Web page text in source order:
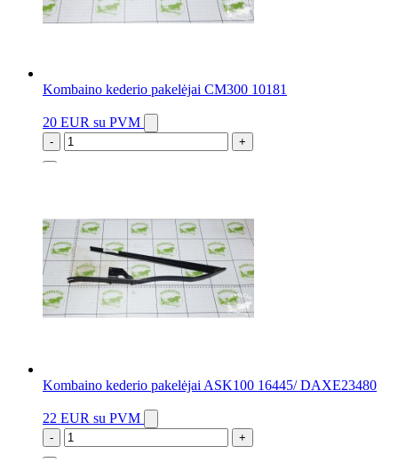
Kombaino kederio pakelėjai CM300 10181
20 EUR su PVM
- +
Kombaino kederio pakelėjai ASK100 16445/ DAXE23480
22 EUR su PVM
- +